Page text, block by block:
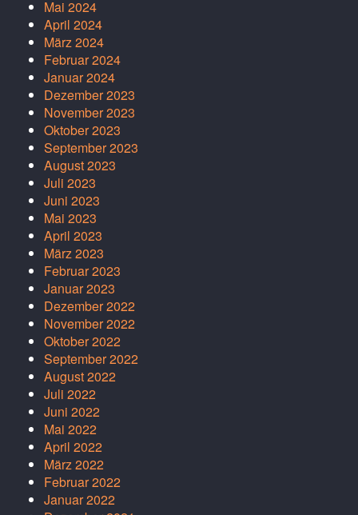
Mai 2024
April 2024
März 2024
Februar 2024
Januar 2024
Dezember 2023
November 2023
Oktober 2023
September 2023
August 2023
Juli 2023
Juni 2023
Mai 2023
April 2023
März 2023
Februar 2023
Januar 2023
Dezember 2022
November 2022
Oktober 2022
September 2022
August 2022
Juli 2022
Juni 2022
Mai 2022
April 2022
März 2022
Februar 2022
Januar 2022